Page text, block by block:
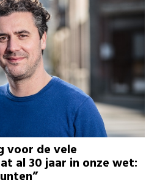
voor de vele
al 30 jaar in onze wet: